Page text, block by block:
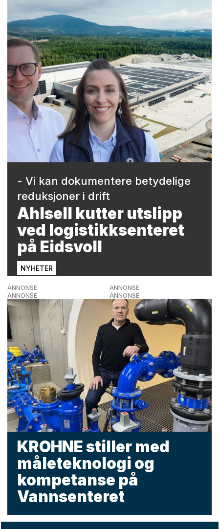
- Vi kan dokumentere betydelige
reduksjoner i drift
Ahlsell kutter utslipp
ved logistikksenteret
på Eidsvoll
NYHETER
ANNONSE
ANNONSE
KROHNE stiller med
måleteknologi og
kompetanse på
Vannsenteret